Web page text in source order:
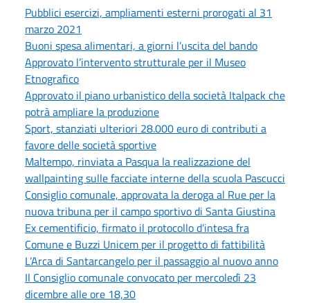
Pubblici esercizi, ampliamenti esterni prorogati al 31
marzo 2021
Buoni spesa alimentari, a giorni l’uscita del bando
Approvato l’intervento strutturale per il Museo
Etnografico
Approvato il piano urbanistico della società Italpack che
potrà ampliare la produzione
Sport, stanziati ulteriori 28.000 euro di contributi a
favore delle società sportive
Maltempo, rinviata a Pasqua la realizzazione del
wallpainting sulle facciate interne della scuola Pascucci
Consiglio comunale, approvata la deroga al Rue per la
nuova tribuna per il campo sportivo di Santa Giustina
Ex cementificio, firmato il protocollo d’intesa fra
Comune e Buzzi Unicem per il progetto di fattibilità
L’Arca di Santarcangelo per il passaggio al nuovo anno
Il Consiglio comunale convocato per mercoledì 23
dicembre alle ore 18,30